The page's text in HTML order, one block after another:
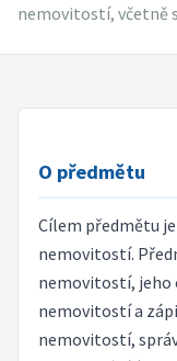
nemovitostí, včetně
O předmětu
Cílem předmětu
nemovitostí.
nemovitostí, jeho
nemovitostí a
nemovitostí,